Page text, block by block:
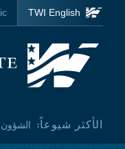
Skip to main content
Homepage
الأكثر شيوعاً: الشؤون
TWI English